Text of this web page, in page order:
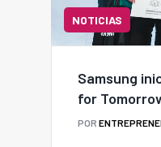
NOTICIAS
Samsung
for
POR